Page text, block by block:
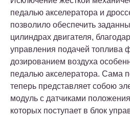
педалью акселератора и
позволило обеспечить
цилиндрах двигателя,
управления подачей топлива
дозированием воздуха
педалью акселератора. Сама
теперь представляет собою
модуль с датчиками
которых поступает в блок